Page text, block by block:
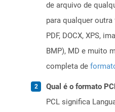
de arquivo de
para qualquer
PDF, DOCX, XPS,
BMP), MD e muito
completa de
Qual é o formato
PCL significa